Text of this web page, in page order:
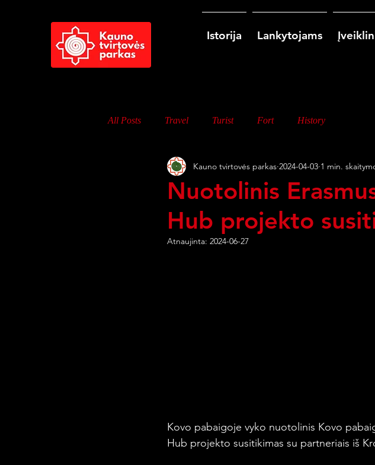
Istorija Lankytojams
All Posts Travel Turist Fort History
Nuotolinis
Hub projekto
Kauno tvirtovės parkas 2024-04-03 1 min.
Atnaujinta: 2024-06-27
Kovo pabaigoje vyko nuotolinis Kovo
Hub projekto susitikimas su partneriais iš